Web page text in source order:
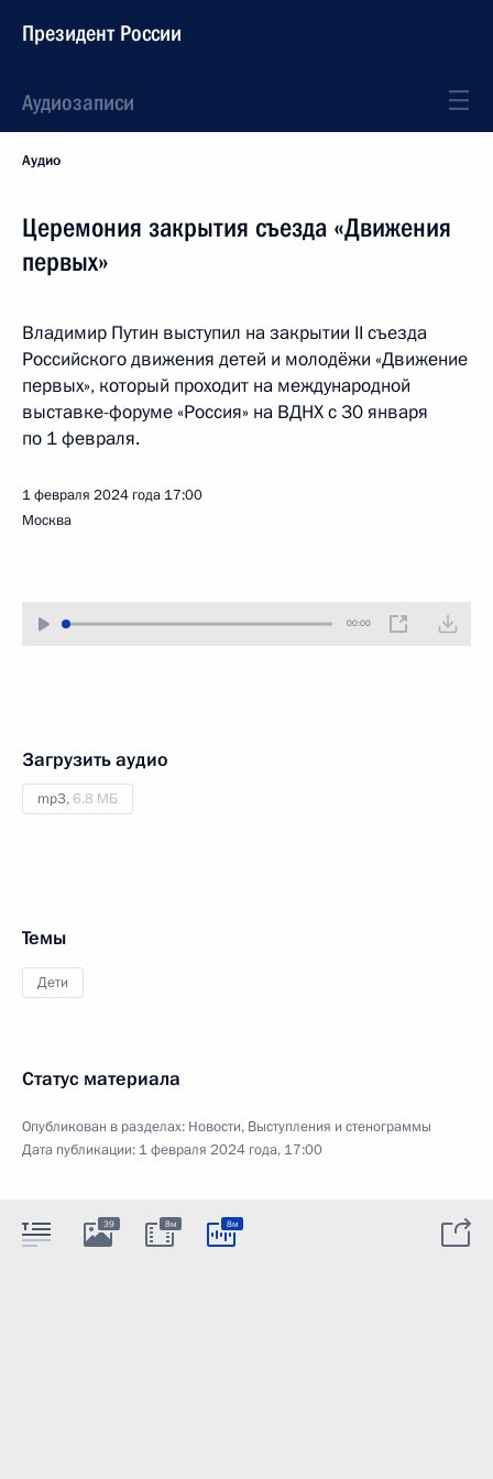
Президент России
Аудиозаписи
Аудио
Церемония закрытия съезда «Движения
первых»
Владимир Путин выступил на закрытии II съезда
Российского движения детей и молодёжи «Движение
первых», который проходит на международной
выставке-форуме «Россия» на ВДНХ с 30 января
по 1 февраля.
1 февраля 2024 года 17:00
Москва
00:00
Загрузить аудио
mp3,6.8 МБ
Темы
Дети
Статус материала
Опубликован в разделах: Новости, Выступления и стенограммы
Дата публикации: 1 февраля 2024 года, 17:00
39 8м 8м